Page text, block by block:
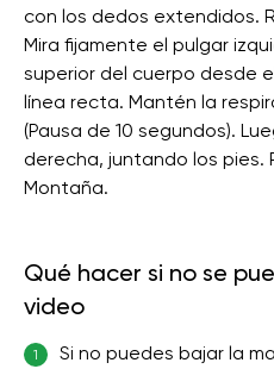
con los dedos extendidos.
Mira fijamente el pulgar
superior del cuerpo desde
línea recta. Mantén la
(Pausa de 10 segundos).
derecha, juntando los pies.
Montaña.
Qué hacer si no se
video
1
Si no puedes bajar la